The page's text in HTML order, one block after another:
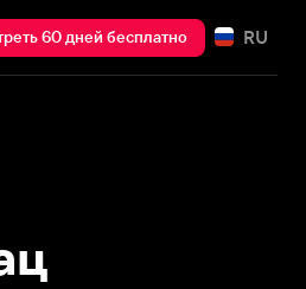
60 дней бесплатно RU